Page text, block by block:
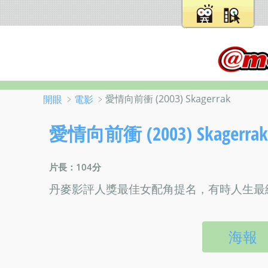
開眼 ﹥ 電影 ﹥愛情向前衝 (2003) Skagerrak
愛情向前衝 (2003) Skagerrak
片長：104分
丹麥影評人獎最佳女配角提名，有時人生
海報